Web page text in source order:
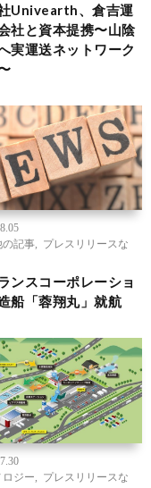
Univearth、倉吉運
社と資本提携〜山陰
実運送ネットワーク
の記事
プレスリリースな
ンスコーポレーショ
船「蓉翔丸」就航
ロジー
プレスリリースな